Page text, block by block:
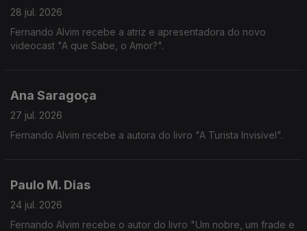
28 jul. 2026
Fernando Alvim recebe a atriz e apresentadora do novo
videocast "A que Sabe, o Amor?".
Ana Saragoça
27 jul. 2026
Fernando Alvim recebe a autora do livro "A Turista Invisível".
Paulo M. Dias
24 jul. 2026
Fernando Alvim recebe o autor do livro "Um nobre, um frade e